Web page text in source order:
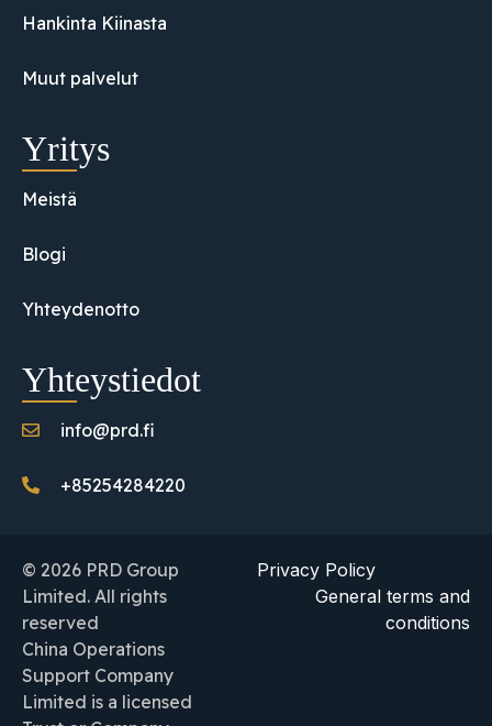
Hankinta Kiinasta
Muut palvelut
Yritys
Meistä
Blogi
Yhteydenotto
Yhteystiedot
info@prd.fi
+85254284220
© 2026 PRD Group
Limited. All rights
reserved
China Operations
Support Company
Limited is a licensed
Privacy Policy
General terms and
conditions